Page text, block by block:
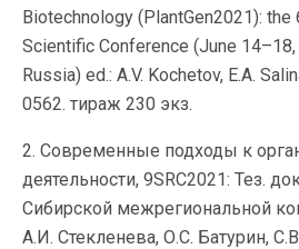
Biotechnology (PlantGen2021): the
Scientific Conference (June
Russia) ed.: A.V. Kochetov, E.A.
056­2. тираж 230 экз.
2. Современные подходы к
деятельности, 9SRC2021: Тез.
Сибирской межрегиональной
А.И. Стекленева, О.С. Батурин,